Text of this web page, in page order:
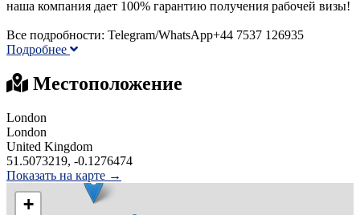
наша компания дает 100% гарантию получения рабочей визы!
Все подробности: Telegram/WhatsApp+44 7537 126935
Подробнее
Местоположение
London
London
United Kingdom
51.5073219, -0.1276474
Показать на карте →
+